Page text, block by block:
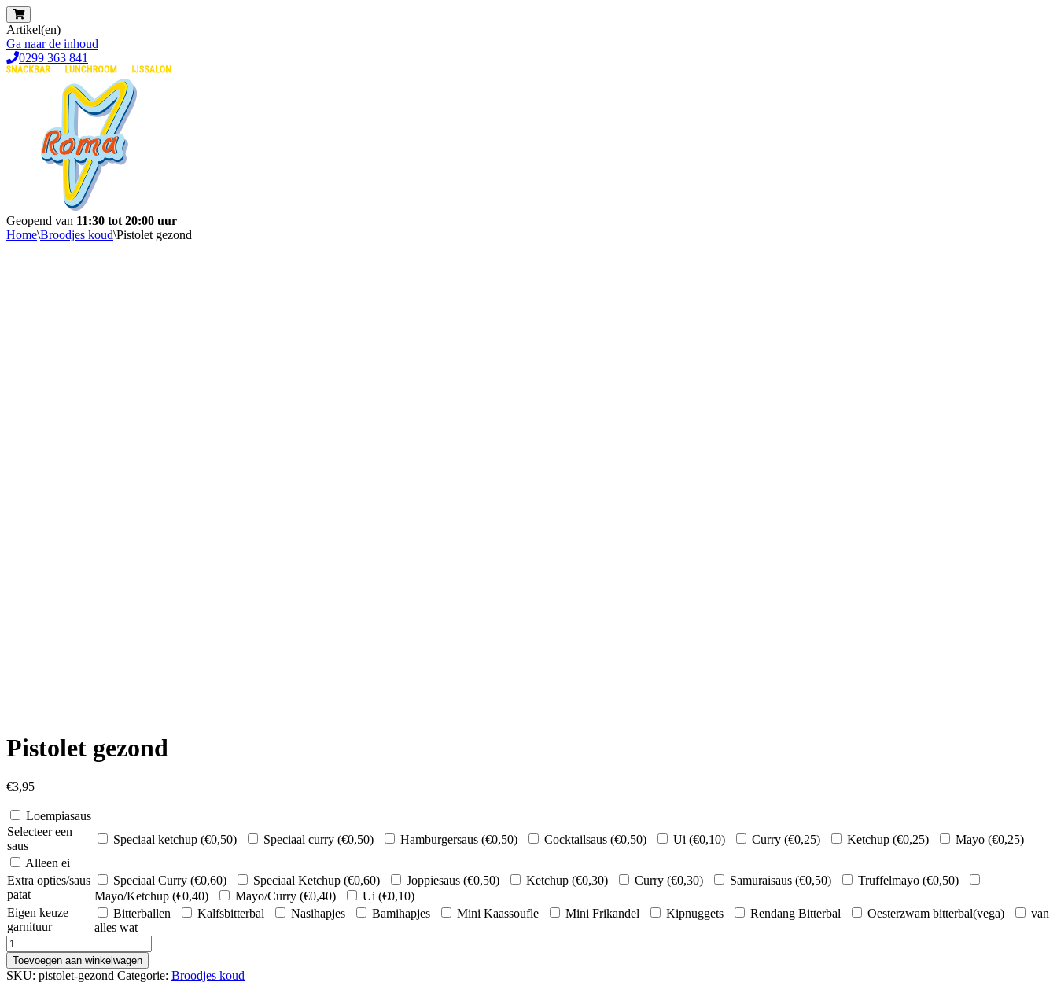
Artikel(en)
Ga naar de inhoud
0299 363 841
Geopend van 11:30 tot 20:00 uur
Home\Broodjes koud\Pistolet gezond
Pistolet gezond
€3,95
Loempiasaus
Selecteer een
saus
Speciaal ketchup (€0,50) Speciaal curry (€0,50) Hamburgersaus (€0,50) Cocktailsaus (€0,50) Ui (€0,10) Curry (€0,25) Ketchup (€0,25) Mayo (€0,25)
Alleen ei
Extra opties/saus
patat
Speciaal Curry (€0,60) Speciaal Ketchup (€0,60) Joppiesaus (€0,50) Ketchup (€0,30) Curry (€0,30) Samuraisaus (€0,50) Truffelmayo (€0,50)
Mayo/Ketchup (€0,40) Mayo/Curry (€0,40) Ui (€0,10)
Eigen keuze
garnituur
Bitterballen Kalfsbitterbal Nasihapjes Bamihapjes Mini Kaassoufle Mini Frikandel Kipnuggets Rendang Bitterbal Oesterzwam bitterbal(vega)
van
alles wat
Pistolet
gezond
aantal
Toevoegen aan winkelwagen
SKU: pistolet-gezond Categorie: Broodjes koud